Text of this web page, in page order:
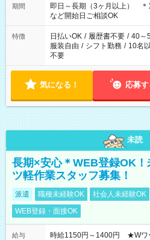
11：00-20：00（実働8ｈ/休
休憩1ｈ） 12：00-21：00（
00（実働8ｈ/
期間
即日～長期（3ヶ月以上）
など開始日ご相談OK
特徴 日払いOK / 履歴書不要 / 40～
服装自由 / シフト勤務 / 10名
不要
気になる！ 応募す
未読
長期×安心＊WEB登録OK！
ツ軽作業スタッフ募集！
派遣 職種未経験OK 社会人未経験OK
WEB登録・面接OK
給与
時給1150円～1400円 ★Wワ